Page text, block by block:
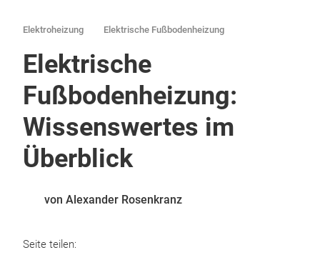
Elektroheizung Elektrische Fußbodenheizung
Elektrische
Fußbodenheizung:
Wissenswertes im
Überblick
von Alexander Rosenkranz
Seite teilen: